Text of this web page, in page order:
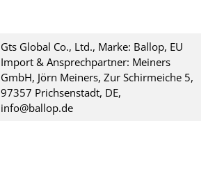
Gts Global Co., Ltd., Marke: Ballop, EU
Import & Ansprechpartner: Meiners
GmbH, Jörn Meiners, Zur Schirmeiche 5,
97357 Prichsenstadt, DE,
info@ballop.de